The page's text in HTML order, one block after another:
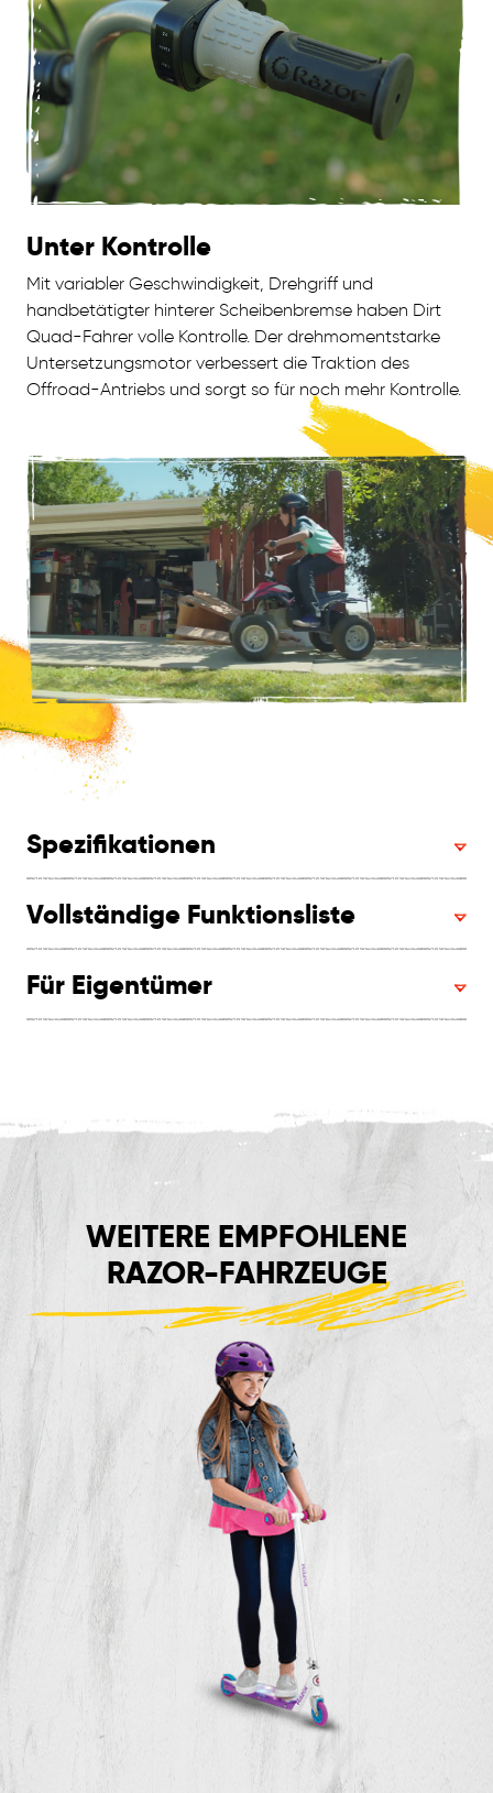
Unter Kontrolle
Mit variabler Geschwindigkeit, Drehgriff und
handbetätigter hinterer Scheibenbremse haben Dirt
Quad-Fahrer volle Kontrolle. Der drehmomentstarke
Untersetzungsmotor verbessert die Traktion des
Offroad-Antriebs und sorgt so für noch mehr Kontrolle.
Spezifikationen
Vollständige Funktionsliste
Für Eigentümer
WEITERE EMPFOHLENE
RAZOR-FAHRZEUGE